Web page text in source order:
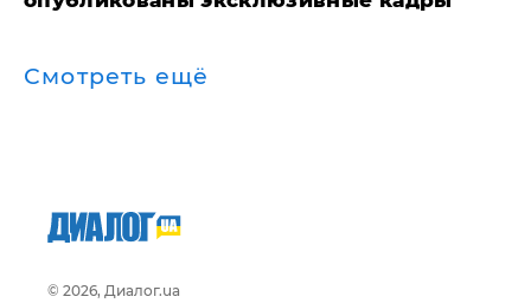
Смотреть ещё
© 2026, Диалог.ua